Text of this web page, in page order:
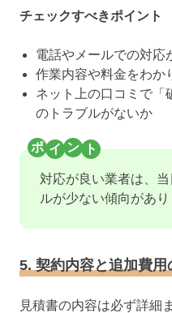
チェックすべきポイント
電話やメールでの対応
作業内容や料金をわか
ネット上の口コミで「
のトラブルがないか
対応が良い業者は、
ルが少ない傾向があり
5. 契約内容と追加費
見積書の内容は必ず詳細